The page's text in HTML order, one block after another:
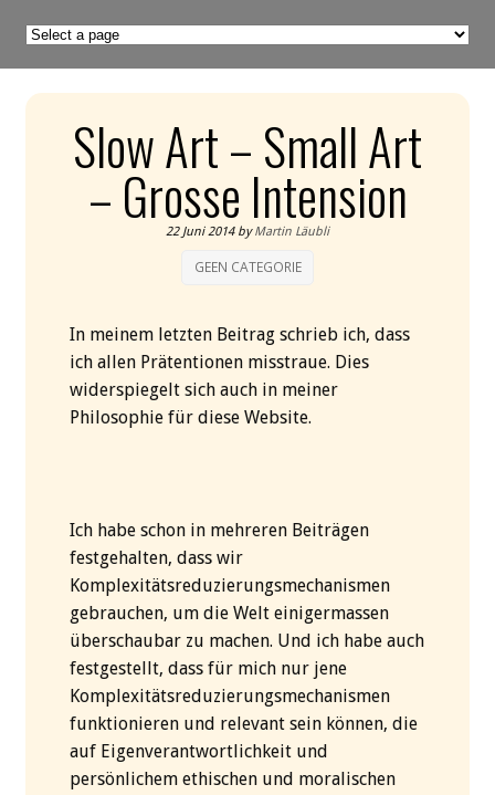
Slow Art – Small Art
– Grosse Intension
22 Juni 2014byMartin Läubli
GEEN CATEGORIE
In meinem letzten Beitrag schrieb ich, dass
ich allen Prätentionen misstraue. Dies
widerspiegelt sich auch in meiner
Philosophie für diese Website.
Ich habe schon in mehreren Beiträgen
festgehalten, dass wir
Komplexitätsreduzierungsmechanismen
gebrauchen, um die Welt einigermassen
überschaubar zu machen. Und ich habe auch
festgestellt, dass für mich nur jene
Komplexitätsreduzierungsmechanismen
funktionieren und relevant sein können, die
auf Eigenverantwortlichkeit und
persönlichem ethischen und moralischen